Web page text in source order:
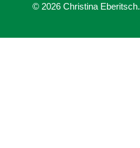
© 2026 Christina